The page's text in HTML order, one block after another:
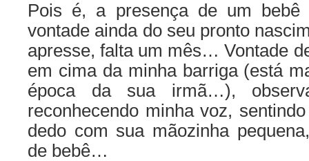
Pois é, a presença de um
vontade ainda do seu pronto
apresse, falta um mês… Vontade
em cima da minha barriga (está
época da sua irmã…),
reconhecendo minha voz,
dedo com sua mãozinha
de bebê…